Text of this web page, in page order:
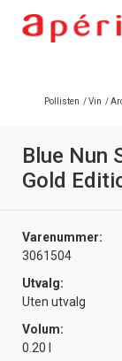
Pollisten /Vin /
Blue Nun
Gold
Varenummer:
3061504
Utvalg:
Uten utvalg
Volum:
0.20 l